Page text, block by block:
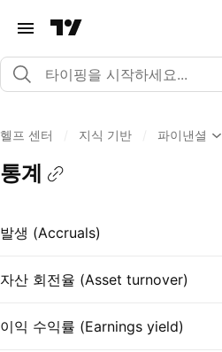
헬프 센터 지식 기반 파이낸셜
통계
발생 (Accruals)
자산 회전율 (Asset turnover)
이익 수익률 (Earnings yield)